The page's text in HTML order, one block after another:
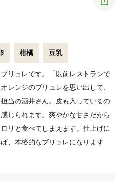
柑橘 豆乳
リュレです。「以前レストランで
レンジのブリュレを思い出して、
当の酒井さん。皮も入っているの
じられます。爽やかな甘さだから
リと食べてしまえます。仕上げに
、本格的なブリュレになります